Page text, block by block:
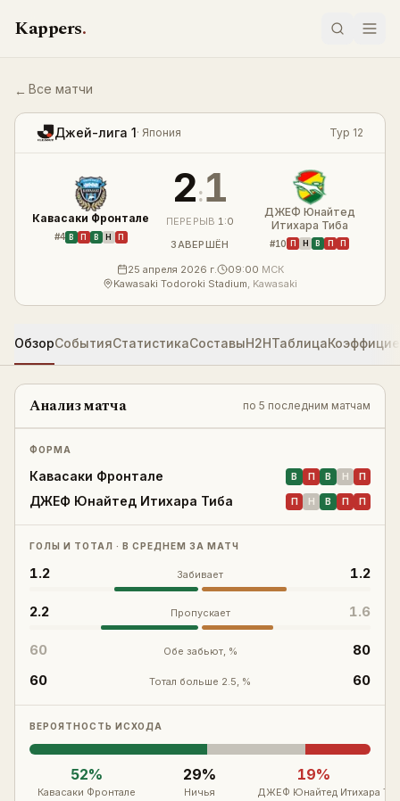
Kappers.
LIVE
← Все матчи
Кавасаки Фронтале — ДЖЕФ Юнайтед Итихара Тиба
Джей-лига 1· Япония Тур 12
Кавасаки Фронтале
#4 В П В Н П
2:1
ПЕРЕРЫВ 1:0
ЗАВЕРШЁН
ДЖЕФ Юнайтед
Итихара Тиба
#10 П Н В П П
25 апреля 2026 г. 09:00 МСК
Kawasaki Todoroki Stadium, Kawasaki
ОбзорСобытияСтатистикаСоставыH2HТаблица
Анализ матча по 5 последним матчам
ФОРМА
Кавасаки Фронтале В П В Н П
ДЖЕФ Юнайтед Итихара Тиба П Н В П П
ГОЛЫ И ТОТАЛ · В СРЕДНЕМ ЗА МАТЧ
1.2 Забивает 1.2
2.2 Пропускает 1.6
60 Обе забьют, %
80
60
Тотал больше 2.5, % 60
ВЕРОЯТНОСТЬ ИСХОДА
52%
Кавасаки Фронтале
29%
Ничья
19%
ДЖЕФ Юнайтед Итихара